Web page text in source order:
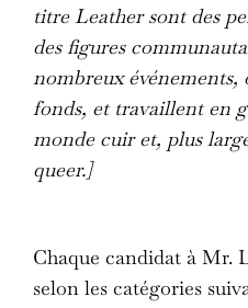
titre Leather sont des
des figures
nombreux événements,
fonds, et travaillent en
monde cuir et, plus
queer.]
Chaque candidat à Mr.
selon les catégories